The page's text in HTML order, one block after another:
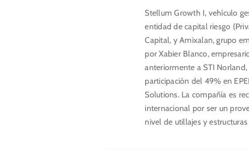
Stellum Growth I, vehículo
entidad de capital riesgo
Capital, y Amixalan, grupo
por Xabier Blanco,
anteriormente a STI
participación del 49% en
Solutions. La compañía es
internacional por ser un
nivel de utillajes y